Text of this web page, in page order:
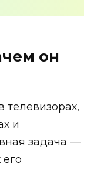
он
телевизорах,
и
задача —